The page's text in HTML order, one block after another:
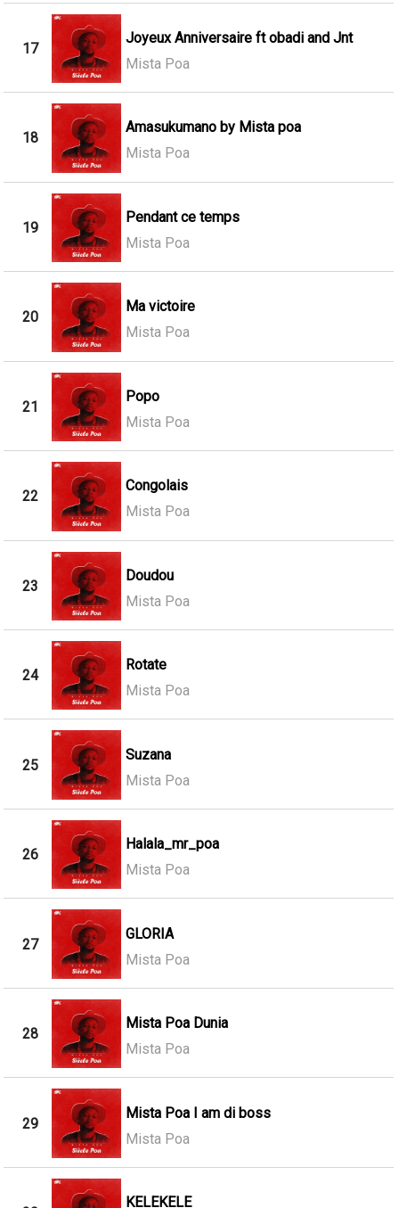
17
Joyeux Anniversaire ft obadi and Jnt
Mista Poa
18
Amasukumano by Mista poa
Mista Poa
19
Pendant ce temps
Mista Poa
20
Ma victoire
Mista Poa
21
Popo
Mista Poa
22
Congolais
Mista Poa
23
Doudou
Mista Poa
24
Rotate
Mista Poa
25
Suzana
Mista Poa
26
Halala_mr_poa
Mista Poa
27
GLORIA
Mista Poa
28
Mista Poa Dunia
Mista Poa
29
Mista Poa I am di boss
Mista Poa
KELEKELE